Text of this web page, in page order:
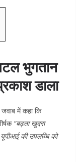
भुगतान
डाला
जवाब में कहा कि
“बढ़ता खुदरा
की उपलब्धि को